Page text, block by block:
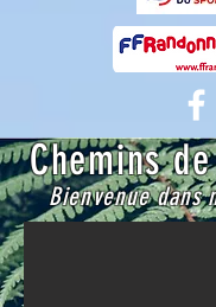
Chemins
Bienvenue dans